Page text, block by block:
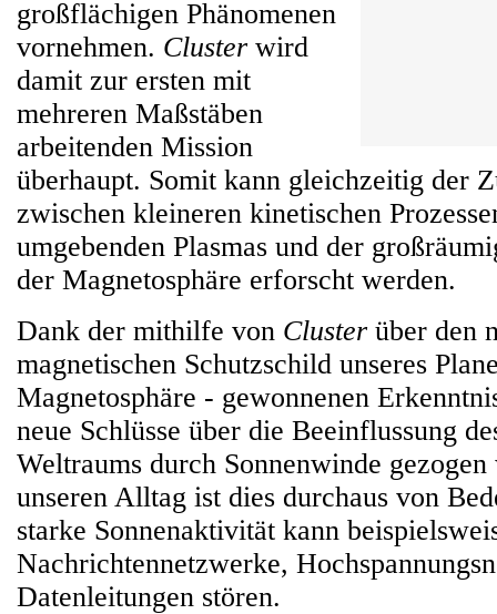
großflächigen Phänomenen
vornehmen. Cluster wird
damit zur ersten mit
mehreren Maßstäben
arbeitenden Mission
überhaupt. Somit kann gleichzeitig der
zwischen kleineren kinetischen
umgebenden Plasmas und der
der Magnetosphäre erforscht werden.
Dank der mithilfe von Cluster über den
magnetischen Schutzschild unseres
Magnetosphäre - gewonnenen
neue Schlüsse über die Beeinflussung
Weltraums durch Sonnenwinde
unseren Alltag ist dies durchaus von
starke Sonnenaktivität kann
Nachrichtennetzwerke,
Datenleitungen stören.